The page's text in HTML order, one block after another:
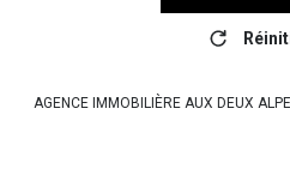
AGENCE IMMOBILIÈRE AUX DEUX